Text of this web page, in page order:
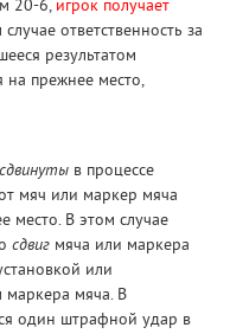
20-6, игрок получает
ответственность за
результатом
на прежнее место,
сдвинуты в процессе
мяч или маркер мяча
место. В этом случае
сдвиг мяча или маркера
или
маркера мяча. В
один штрафной удар в